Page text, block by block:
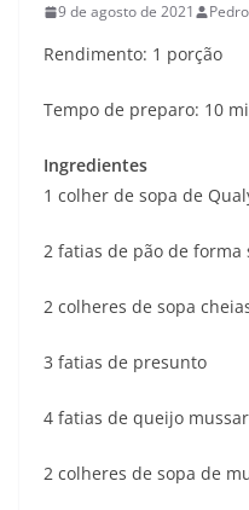
9 de agosto de 2021
Rendimento: 1 porção
Tempo de preparo: 10
Ingredientes
1 colher de sopa de
2 fatias de pão de forma
2 colheres de sopa
3 fatias de presunto
4 fatias de queijo
2 colheres de sopa de